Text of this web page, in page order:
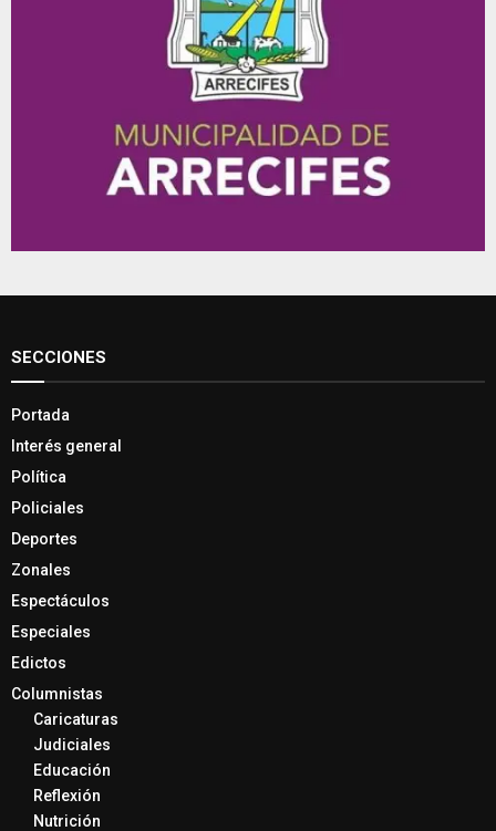
SECCIONES
Portada
Interés general
Política
Policiales
Deportes
Zonales
Espectáculos
Especiales
Edictos
Columnistas
Caricaturas
Judiciales
Educación
Reflexión
Nutrición